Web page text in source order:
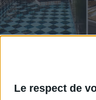
Le respect de
15